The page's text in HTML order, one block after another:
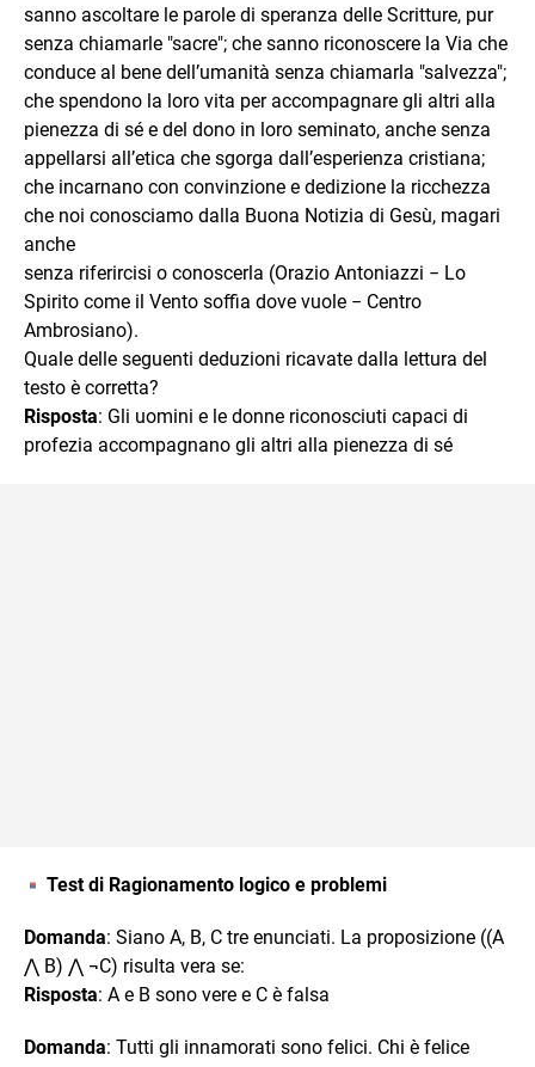
sanno ascoltare le parole di speranza delle Scritture, pur
senza chiamarle "sacre"; che sanno riconoscere la Via che
conduce al bene dell’umanità senza chiamarla "salvezza";
che spendono la loro vita per accompagnare gli altri alla
pienezza di sé e del dono in loro seminato, anche senza
appellarsi all’etica che sgorga dall’esperienza cristiana;
che incarnano con convinzione e dedizione la ricchezza
che noi conosciamo dalla Buona Notizia di Gesù, magari
anche
senza riferircisi o conoscerla (Orazio Antoniazzi − Lo
Spirito come il Vento soffia dove vuole − Centro
Ambrosiano).
Quale delle seguenti deduzioni ricavate dalla lettura del
testo è corretta?
Risposta: Gli uomini e le donne riconosciuti capaci di
profezia accompagnano gli altri alla pienezza di sé
Test di Ragionamento logico e problemi
Domanda: Siano A, B, C tre enunciati. La proposizione ((A
⋀ B) ⋀ ¬C) risulta vera se:
Risposta: A e B sono vere e C è falsa
Domanda: Tutti gli innamorati sono felici. Chi è felice